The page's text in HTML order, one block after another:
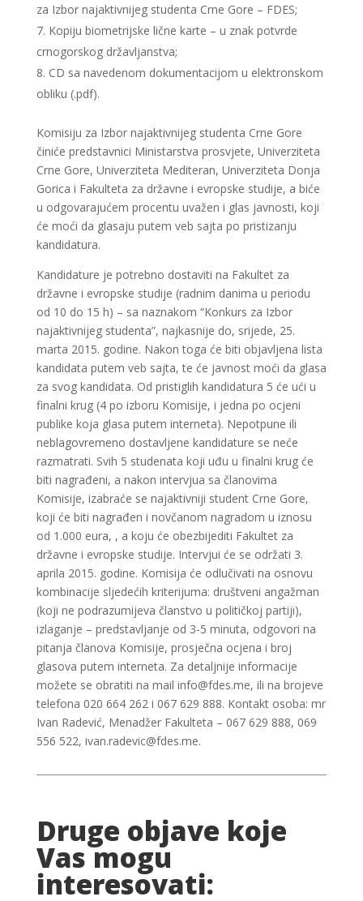
za Izbor najaktivnijeg studenta Crne Gore – FDES;
Kopiju biometrijske lične karte – u znak potvrde
crnogorskog državljanstva;
CD sa navedenom dokumentacijom u elektronskom
obliku (.pdf).
Komisiju za Izbor najaktivnijeg studenta Crne Gore
činiće predstavnici Ministarstva prosvjete, Univerziteta
Crne Gore, Univerziteta Mediteran, Univerziteta Donja
Gorica i Fakulteta za državne i evropske studije, a biće
u odgovarajućem procentu uvažen i glas javnosti, koji
će moći da glasaju putem veb sajta po pristizanju
kandidatura.
Kandidature je potrebno dostaviti na Fakultet za
državne i evropske studije (radnim danima u periodu
od 10 do 15 h) – sa naznakom “Konkurs za Izbor
najaktivnijeg studenta”, najkasnije do, srijede, 25.
marta 2015. godine. Nakon toga će biti objavljena lista
kandidata putem veb sajta, te će javnost moći da glasa
za svog kandidata. Od pristiglih kandidatura 5 će ući u
finalni krug (4 po izboru Komisije, i jedna po ocjeni
publike koja glasa putem interneta). Nepotpune ili
neblagovremeno dostavljene kandidature se neće
razmatrati. Svih 5 studenata koji uđu u finalni krug će
biti nagrađeni, a nakon intervjua sa članovima
Komisije, izabraće se najaktivniji student Crne Gore,
koji će biti nagrađen i novčanom nagradom u iznosu
od 1.000 eura, , a koju će obezbijediti Fakultet za
državne i evropske studije. Intervjui će se održati 3.
aprila 2015. godine. Komisija će odlučivati na osnovu
kombinacije sljedećih kriterijuma: društveni angažman
(koji ne podrazumijeva članstvo u političkoj partiji),
izlaganje – predstavljanje od 3-5 minuta, odgovori na
pitanja članova Komisije, prosječna ocjena i broj
glasova putem interneta. Za detaljnije informacije
možete se obratiti na mail info@fdes.me, ili na brojeve
telefona 020 664 262 i 067 629 888. Kontakt osoba: mr
Ivan Radević, Menadžer Fakulteta – 067 629 888, 069
556 522, ivan.radevic@fdes.me.
Druge objave koje
Vas mogu
interesovati: